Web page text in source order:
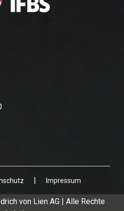
| Impressum
von Lien AG | Alle Rechte